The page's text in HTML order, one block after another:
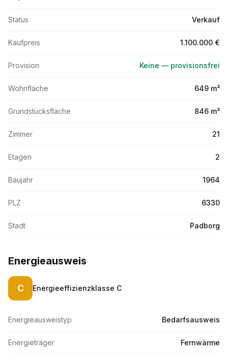
Status Verkauf
Kaufpreis 1.100.000 €
Provision Keine — provisionsfrei
Wohnfläche 649 m²
Grundstücksfläche 846 m²
Zimmer 21
Etagen 2
Baujahr 1964
PLZ 6330
Stadt Padborg
Energieausweis
C Energieeffizienzklasse C
Energieausweistyp Bedarfsausweis
Energieträger Fernwärme